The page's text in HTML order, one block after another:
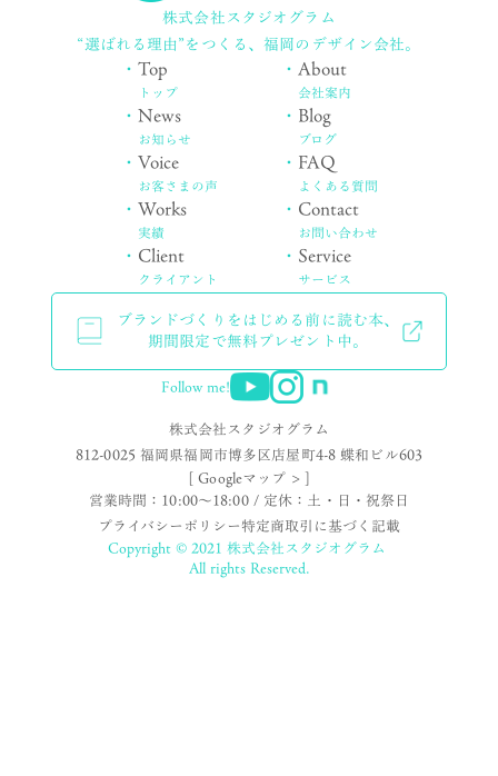
株式会社スタジオグラム
“選ばれる理由”をつくる、福岡のデザイン会社。
・Top
トップ
・News
お知らせ
・Voice
お客さまの声
・Works
実績
・ Client
クライアント
・About
会社案内
・ Blog
ブログ
・ FAQ
よくある質問
・ Contact
お問い合わせ
・ Service
サービス
ブランドづくりをはじめる前に読む本、
期間限定で無料プレゼント中。
Follow me!
株式会社スタジオグラム
812-0025 福岡県福岡市博多区店屋町4-8 蝶和ビル603
[ Googleマップ > ]
営業時間：10:00〜18:00 / 定休：土・日・祝祭日
プライバシーポリシー特定商取引に基づく記載
Copyright © 2021 株式会社スタジオグラム
All rights Reserved.